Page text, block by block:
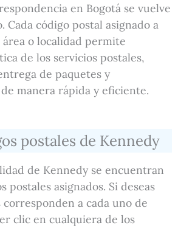
en Bogotá se vuelve
Cada código postal asignado a
o localidad permite
de los servicios postales,
de paquetes y
manera rápida y eficiente.
postales de Kennedy
de Kennedy se encuentran
postales asignados. Si deseas
a cada uno de
clic en cualquiera de los